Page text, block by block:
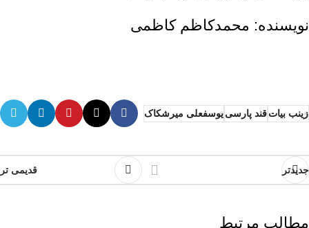
نویسنده: محمدکاظم کاظمی
زینب بیاتقند پارسییوسفعلی میرشکاک
جدیدتر قدیمی تر
مطالب مرتبط